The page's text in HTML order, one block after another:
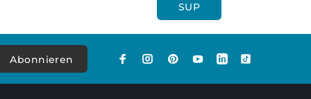
SUP
Abonnieren